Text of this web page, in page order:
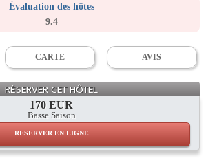
Évaluation des hôtes
9.4
CARTE AVIS
RÉSERVER CET HÔTEL
170 EUR
Basse Saison
RESERVER EN LIGNE